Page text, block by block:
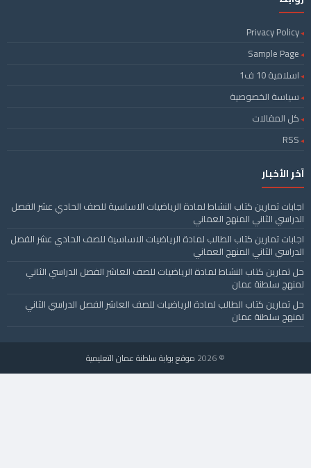
Privacy Policy
Sample Page
اسلامية 10 ف1
سياسة الخصوصية
كل المقالات
RSS
آخر الأخبار
اجابات تمارين كتاب النشاط لمادة الرياضيات الاساسية للصف الحادي عشر الفصل
الدراسي الثاني المنهج العماني
اجابات تمارين كتاب الطالب لمادة الرياضيات الاساسية للصف الحادي عشر الفصل
الدراسي الثاني المنهج العماني
حل تمارين كتاب النشاط لمادة الرياضيات للصف العاشر الفصل الدراسي الثاني
لمنهج سلطنة عمان
حل تمارين كتاب الطالب لمادة الرياضيات للصف العاشر الفصل الدراسي الثاني
لمنهج سلطنة عمان
© 2026 موقع بوابة سلطنة عمان التعليمية